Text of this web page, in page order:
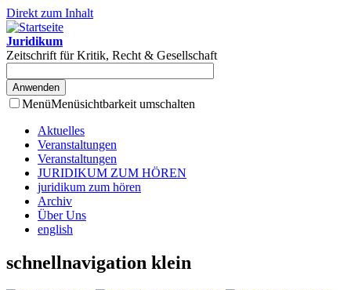
Direkt zum Inhalt
Juridikum
Zeitschrift für Kritik, Recht & Gesellschaft
MenüMenüsichtbarkeit umschalten
Aktuelles
Veranstaltungen
Veranstaltungen
JURIDIKUM ZUM HÖREN
juridikum zum hören
Archiv
Über Uns
english
schnellnavigation klein